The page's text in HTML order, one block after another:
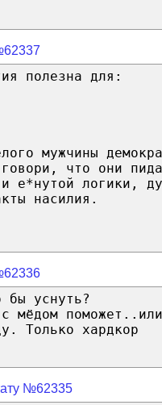
полезна для:
мужчины
что они
е*нутой логики,
насилия.
бы уснуть?
мёдом
Только хардкор
№62335